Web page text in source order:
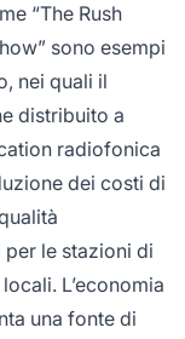
“The Rush
sono esempi
nei quali il
distribuito a
radiofonica
dei costi di
le stazioni di
L’economia
una fonte di